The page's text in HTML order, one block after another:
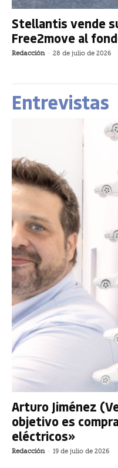
Stellantis vende
Free2move al
Redacción - 28 de julio de 2026
Entrevistas
Arturo Jiménez
objetivo es
eléctricos»
Redacción - 19 de julio de 2026